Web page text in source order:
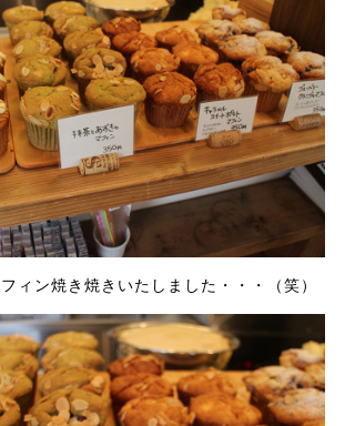
ィン焼き焼きいたしました・・・（笑）